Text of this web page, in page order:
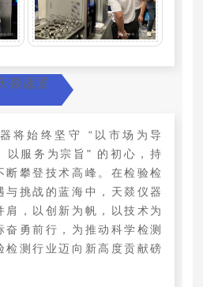
燚愿景
将始终坚守 “以市场为导
以服务为宗旨" 的初心，持
断攀登技术高峰。在检验检
与挑战的蓝海中，天燚仪器
肩，以创新为帆，以技术为
奋勇前行，为推动科学检测
检测行业迈向新高度贡献磅